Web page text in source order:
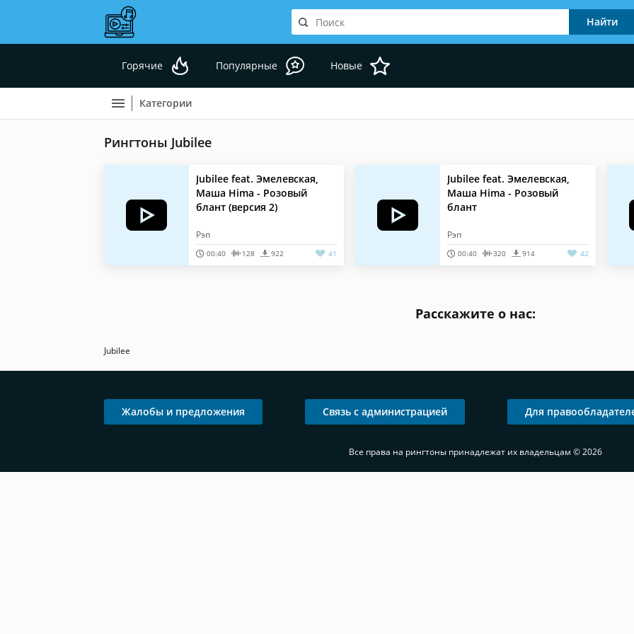
Горячие Популярные Новые
Категории
Рингтоны Jubilee
Jubilee feat. Эмелевская,
Маша Hima - Розовый
блант (версия 2)
Рэп
00:40 128 922 41
Jubilee feat. Эмелевская,
Маша Hima - Розовый
блант
Рэп
00:40 320 914 42
Расскажите о нас:
Jubilee
Жалобы и предложения Связь с администрацией Для
Все права на рингтоны принадлежат их владельцам © 2026